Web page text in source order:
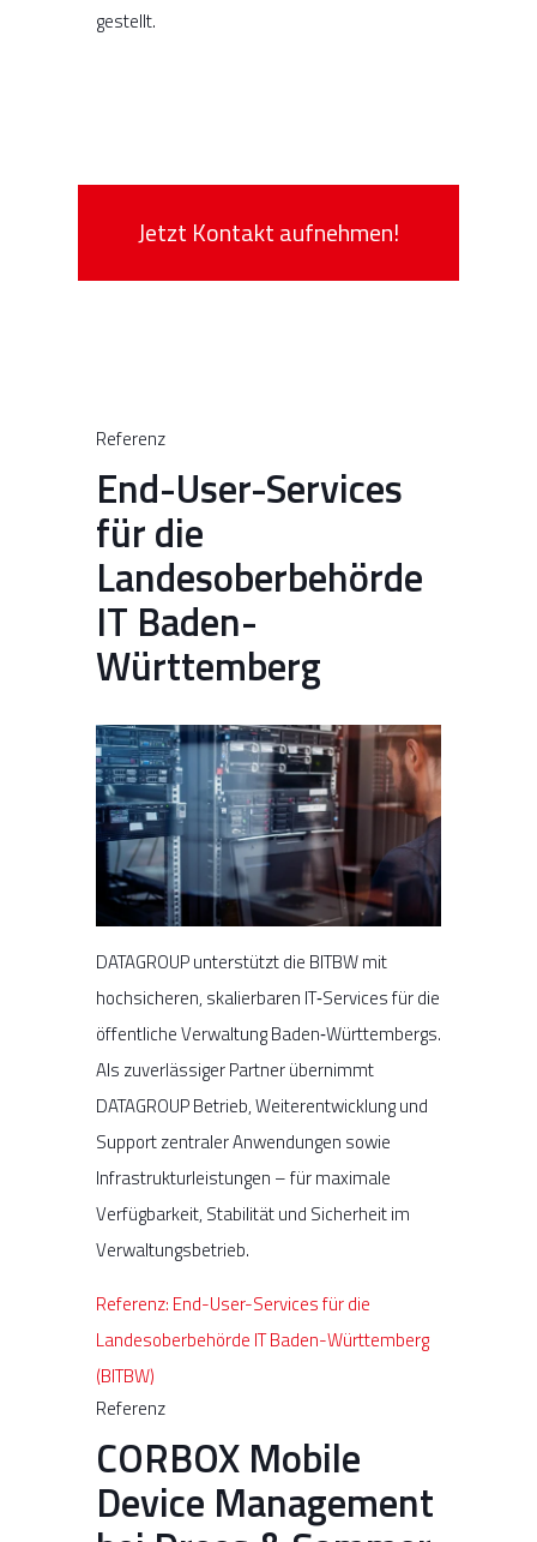
gestellt.
Jetzt Kontakt aufnehmen!
Referenz
End-User-Services
für die
Landesoberbehörde
IT Baden-
Württemberg
DATAGROUP unterstützt die BITBW mit
hochsicheren, skalierbaren IT‑Services für die
öffentliche Verwaltung Baden‑Württembergs.
Als zuverlässiger Partner übernimmt
DATAGROUP Betrieb, Weiterentwicklung und
Support zentraler Anwendungen sowie
Infrastrukturleistungen – für maximale
Verfügbarkeit, Stabilität und Sicherheit im
Verwaltungsbetrieb.
Referenz: End-User-Services für die
Landesoberbehörde IT Baden-Württemberg
(BITBW)
Referenz
CORBOX Mobile
Device Management